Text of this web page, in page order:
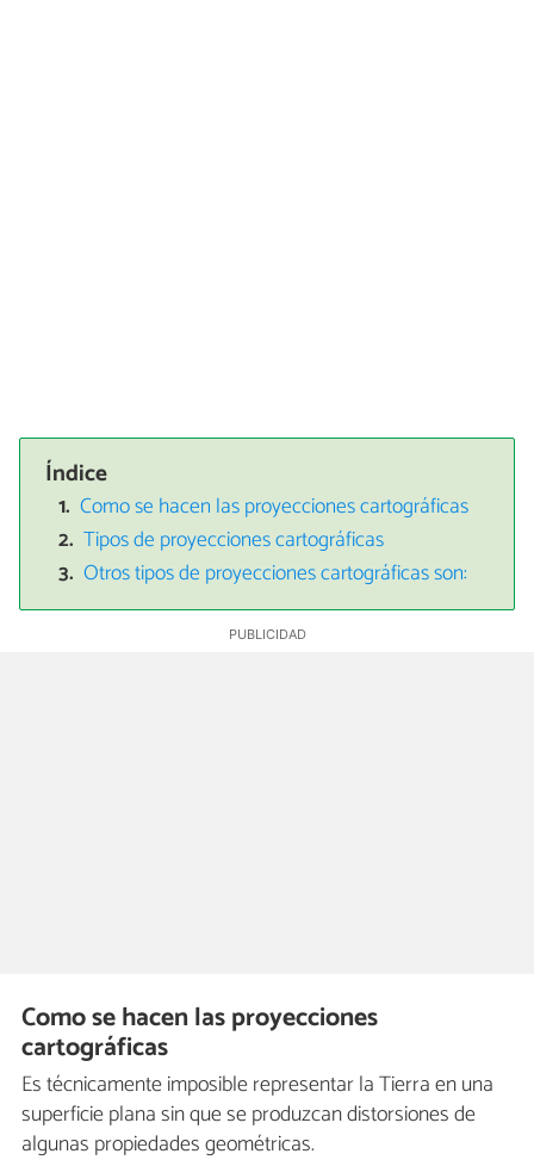
Índice
Como se hacen las proyecciones cartográficas
Tipos de proyecciones cartográficas
Otros tipos de proyecciones cartográficas son:
Como se hacen las proyecciones
cartográficas
Es técnicamente imposible representar la Tierra en una
superficie plana sin que se produzcan distorsiones de
algunas propiedades geométricas.